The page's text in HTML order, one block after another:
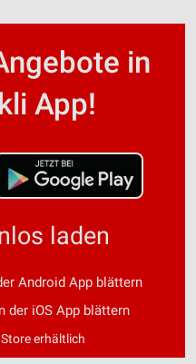
in
App!
laden
Android App blättern
der iOS App blättern
erhältlich